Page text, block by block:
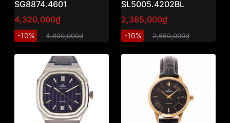
SG8874.4601
4,320,000₫
-10% 4,800,000₫
SL5005.4202BL
2,385,000₫
-10% 2,650,000₫